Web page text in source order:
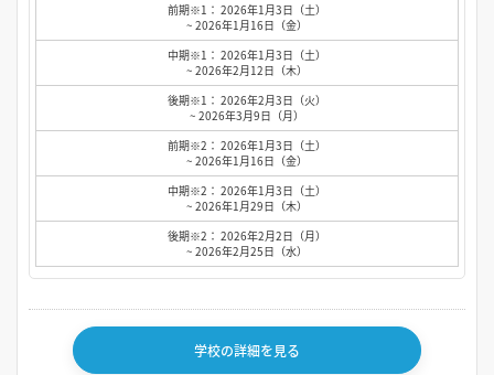
前期※1： 2026年1月3日（土）
~ 2026年1月16日（金）
中期※1： 2026年1月3日（土）
~ 2026年2月12日（木）
後期※1： 2026年2月3日（火）
~ 2026年3月9日（月）
前期※2： 2026年1月3日（土）
~ 2026年1月16日（金）
中期※2： 2026年1月3日（土）
~ 2026年1月29日（木）
後期※2： 2026年2月2日（月）
~ 2026年2月25日（水）
学校の詳細を見る